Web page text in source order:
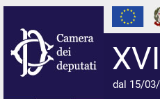
dal 15/